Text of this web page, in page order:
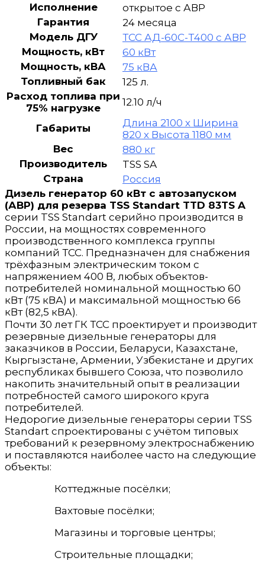
Исполнение
открытое с АВР
Гарантия
24 месяца
Модель ДГУ
ТСС АД-60С-Т400 с АВР
Мощность, кВт
60 кВт
Мощность, кВА
75 кВА
Топливный бак
125 л.
Расход топлива при
75% нагрузке
12.10 л/ч
Габариты
Длина 2100 х Ширина
820 х Высота 1180 мм
Вес
880 кг
Производитель
TSS SA
Страна
Россия
Дизель генератор 60 кВт с автозапуском
(АВР) для резерва TSS Standart TTD 83TS A
серии TSS Standart серийно производится в
России, на мощностях современного
производственного комплекса группы
компаний ТСС. Предназначен для снабжения
трёхфазным электрическим током с
напряжением 400 В, любых объектов-
потребителей номинальной мощностью 60
кВт (75 кВА) и максимальной мощностью 66
кВт (82,5 кВА).
Почти 30 лет ГК ТСС проектирует и производит
резервные дизельные генераторы для
заказчиков в России, Беларуси, Казахстане,
Кыргызстане, Армении, Узбекистане и других
республиках бывшего Союза, что позволило
накопить значительный опыт в реализации
потребностей самого широкого круга
потребителей.
Недорогие дизельные генераторы серии TSS
Standart спроектированы с учётом типовых
требований к резервному электроснабжению
и поставляются наиболее часто на следующие
объекты:
Коттеджные посёлки;
Вахтовые посёлки;
Магазины и торговые центры;
Строительные площадки;